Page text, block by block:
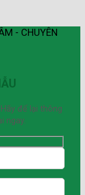
- CHUYÊN
để lại thông
ngay.